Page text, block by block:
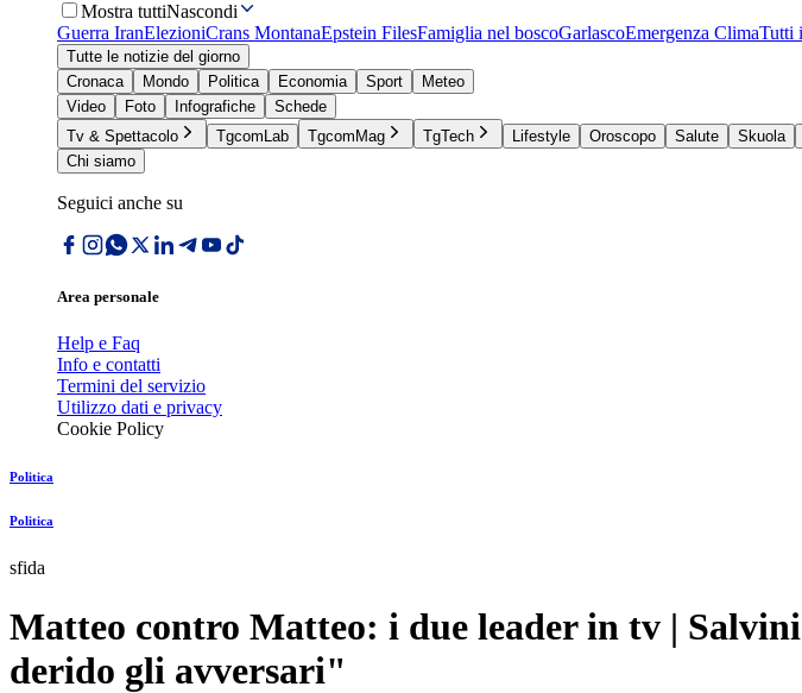
Mostra tuttiNascondi
Guerra IranElezioniCrans MontanaEpstein FilesFamiglia nel boscoGarlascoEmergenza ClimaTutti
Tutte le notizie del giorno
Cronaca
Mondo Politica Economia Sport
Meteo
Video
Foto Infografiche
Schede
Tv & Spettacolo
TgcomLab TgcomMag TgTech Lifestyle Oroscopo Salute Skuola
Chi siamo
Seguici anche su
Area personale
Help e Faq
Info e contatti
Termini del servizio
Utilizzo dati e privacy
Cookie Policy
Politica
Politica
sfida
Matteo contro Matteo: i due leader in tv |
derido gli avversari"